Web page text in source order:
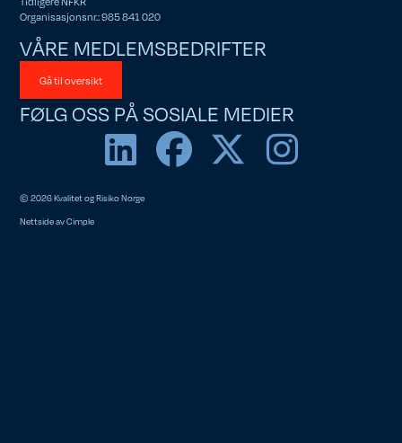
Organisasjonsnr.: 985 841 020
VÅRE MEDLEMSBEDRIFTER
Gå til oversikt
FØLG OSS PÅ SOSIALE MEDIER
© 2026 Kvalitet og Risiko Norge
Nettside avCimple